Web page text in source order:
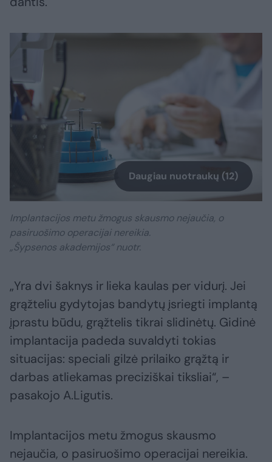
Daugiau nuotraukų (12)
Implantacijos metu žmogus skausmo nejaučia, o
pasiruošimo operacijai nereikia.
„Šypsenos akademijos“ nuotr.
„Yra dvi šaknys ir lieka kaulas per vidurį. Jei
grąžteliu gydytojas bandytų įsriegti implantą
įprastu būdu, grąžtelis tikrai slidinėtų. Gidinė
implantacija padeda suvaldyti tokias
situacijas: speciali gilzė prilaiko grąžtą ir
darbas atliekamas preciziškai tiksliai“, –
pasakojo A.Ligutis.
Implantacijos metu žmogus skausmo
nejaučia, o pasiruošimo operacijai nereikia.